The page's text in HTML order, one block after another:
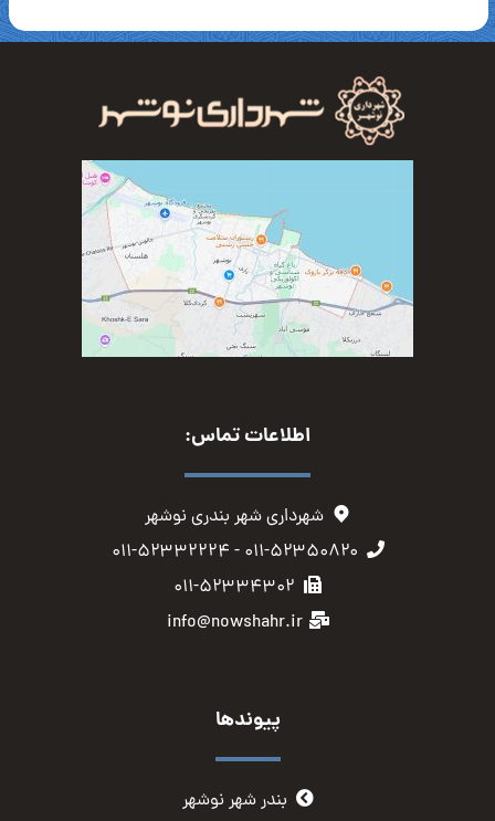
اطلاعات تماس:
شهرداری شهر بندری نوشهر
۰۱۱-۵۲۳۵۰۸۲۰ - ۰۱۱-۵۲۳۳۲۲۲۴
۰۱۱-۵۲۳۳۴۳۰۲
info@nowshahr.ir
پیوندها
بندر شهر نوشهر